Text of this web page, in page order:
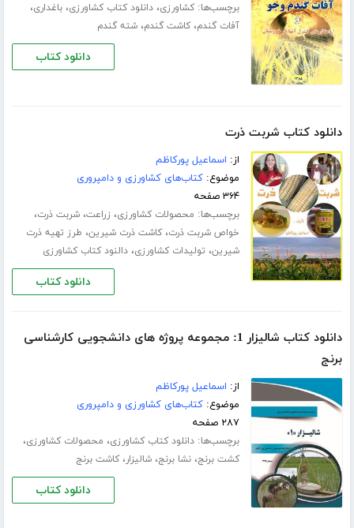
برچسب‌ها:کشاورزی،دانلود کتاب کشاورزی،باغداری،
آفات گندم،کاشت گندم،شته گندم
دانلود کتاب
دانلود کتاب شربت ذرت
از: اسماعیل پورکاظم
موضوع:کتاب‌های کشاورزی و دامپروری
۳۶۴ صفحه
برچسب‌ها: محصولات کشاورزی، زراعت،شربت ذرت،
خواص شربت ذرت،کاشت ذرت شیرین، طرز تهیه ذرت
شیرین، تولیدات کشاورزی،دالنود کتاب کشاورزی
دانلود کتاب
دانلود کتاب شالیزار 1: مجموعه پروژه های دانشجویی کارشناسی
برنج
از: اسماعیل پورکاظم
موضوع:کتاب‌های کشاورزی و دامپروری
۲۸۷ صفحه
برچسب‌ها:دانلود کتاب کشاورزی، محصولات کشاورزی،
کشت برنج،نشا برنج،شالیزار،کاشت برنج
دانلود کتاب